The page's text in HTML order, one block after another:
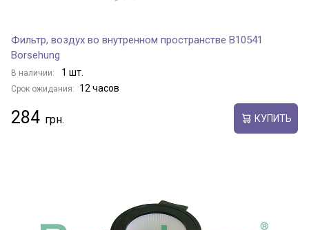
Фильтр, воздух во внутренном пространстве B10541
Borsehung
В наличии: 1 шт.
Срок ожидания: 12 часов
284 КУПИТЬ